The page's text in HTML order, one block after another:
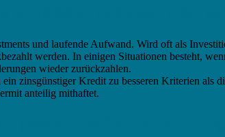
und laufende Aufwand. Wird oft als
werden. In einigen Situationen besteht,
wieder zurückzahlen.
zinsgünstiger Kredit zu besseren Kriterien
anteilig mithaftet.